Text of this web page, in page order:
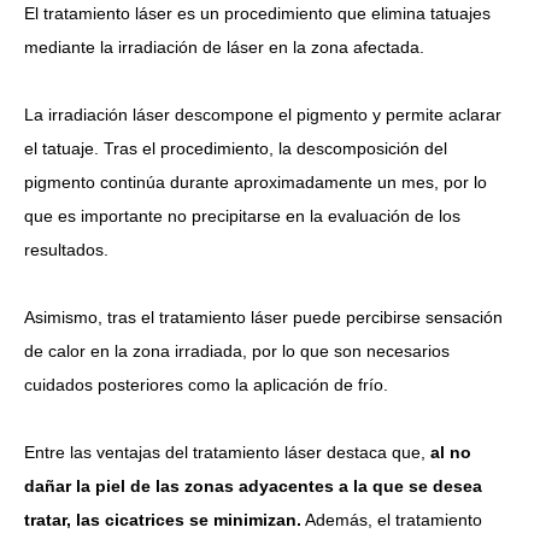
El tratamiento láser es un procedimiento que elimina tatuajes
mediante la irradiación de láser en la zona afectada.
La irradiación láser descompone el pigmento y permite aclarar
el tatuaje. Tras el procedimiento, la descomposición del
pigmento continúa durante aproximadamente un mes, por lo
que es importante no precipitarse en la evaluación de los
resultados.
Asimismo, tras el tratamiento láser puede percibirse sensación
de calor en la zona irradiada, por lo que son necesarios
cuidados posteriores como la aplicación de frío.
Entre las ventajas del tratamiento láser destaca que, al no
dañar la piel de las zonas adyacentes a la que se desea
tratar, las cicatrices se minimizan. Además, el tratamiento